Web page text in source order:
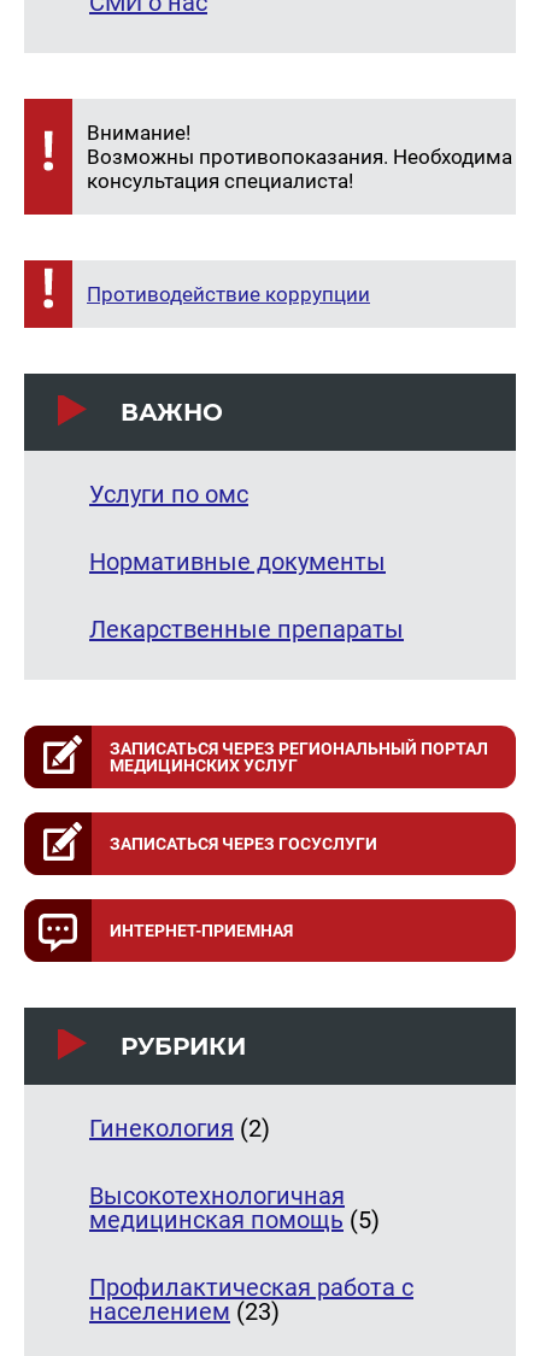
Внимание!
Возможны противопоказания. Необходима
консультация специалиста!
Противодействие коррупции
ВАЖНО
Услуги по омс
Нормативные документы
Лекарственные препараты
ЗАПИСАТЬСЯ ЧЕРЕЗ РЕГИОНАЛЬНЫЙ ПОРТАЛ
МЕДИЦИНСКИХ УСЛУГ
ЗАПИСАТЬСЯ ЧЕРЕЗ ГОСУСЛУГИ
ИНТЕРНЕТ-ПРИЕМНАЯ
РУБРИКИ
Гинекология (2)
Высокотехнологичная
медицинская помощь (5)
Профилактическая работа с
населением (23)